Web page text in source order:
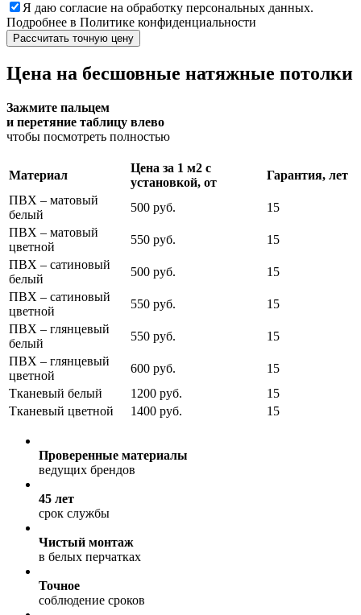
Я даю согласие на обработку персональных данных.
Подробнее в Политике конфиденциальности
Рассчитать точную цену
Цена на бесшовные натяжные потолки
Зажмите пальцем
и перетяние таблицу влево
чтобы посмотреть полностью
Материал
Цена за 1 м2 с
установкой, от
Гарантия, лет
ПВХ – матовый
белый
500 руб.
15
ПВХ – матовый
цветной
550 руб.
15
ПВХ – сатиновый
белый
500 руб.
15
ПВХ – сатиновый
цветной
550 руб.
15
ПВХ – глянцевый
белый
550 руб.
15
ПВХ – глянцевый
цветной
600 руб.
15
Тканевый белый
1200 руб.
15
Тканевый цветной
1400 руб. 15
Проверенные материалы
ведущих брендов
45 лет
срок службы
Чистый монтаж
в белых перчатках
Точное
соблюдение сроков